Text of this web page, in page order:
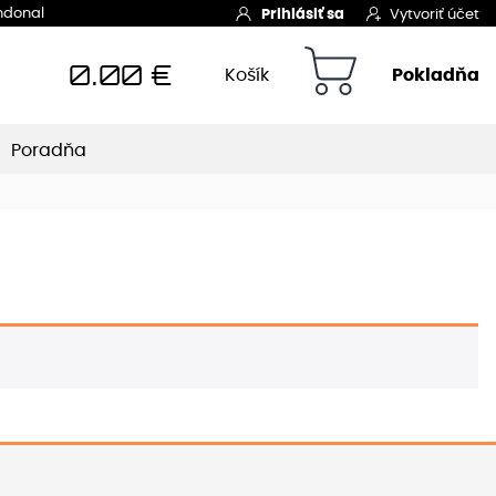
Prihlásiť sa Vytvoriť účet
0.00€ Košík Pokladňa
Poradňa